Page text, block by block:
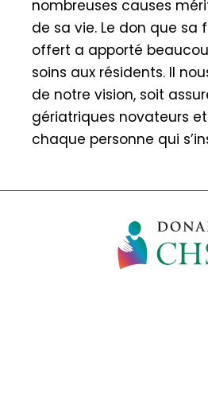
nombreuses causes
de sa vie. Le don que sa
offert a apporté
soins aux résidents. Il
de notre vision, soit
gériatriques novateurs
chaque personne qui